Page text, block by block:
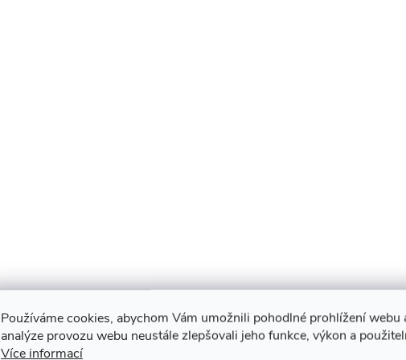
Používáme cookies, abychom Vám umožnili pohodlné prohlížení webu
analýze provozu webu neustále zlepšovali jeho funkce, výkon a
Více informací